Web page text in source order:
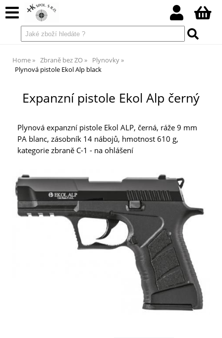
Home Zbraně bez ZO
Plynovky
Plynová pistole Ekol Alp black
Expanzní pistole Ekol Alp černý
Plynová expanzní pistole Ekol ALP, černá, ráže 9 mm
PA blanc, zásobník 14 nábojů, hmotnost 610 g,
kategorie zbraně C-1 - na ohlášení